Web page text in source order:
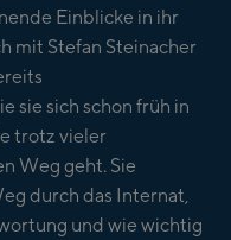
Einblicke in ihr
mit Stefan Steinacher
sie sich schon früh in
trotz vieler
Weg geht. Sie
durch das Internat,
und wie wichtig